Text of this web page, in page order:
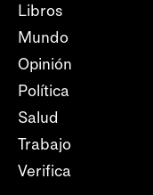
Libros
Mundo
Opinión
Política
Salud
Trabajo
Verifica